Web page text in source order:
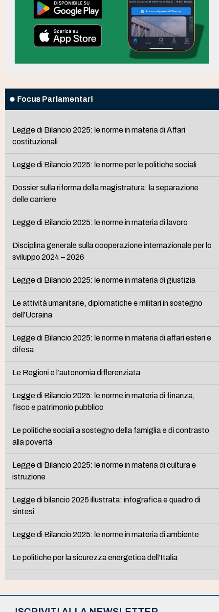
Focus Parlamentari
Legge di Bilancio 2025: le norme in materia di Affari
costituzionali
Legge di Bilancio 2025: le norme per le politiche sociali
Dossier sulla riforma della magistratura: la separazione
delle carriere
Legge di Bilancio 2025: le norme in materia di lavoro
Disciplina generale sulla cooperazione internazionale per lo
sviluppo 2024 – 2026
Legge di Bilancio 2025: le norme in materia di giustizia
Le attività umanitarie, diplomatiche e militari in sostegno
dell’Ucraina
Legge di Bilancio 2025: le norme in materia di affari esteri e
difesa
Le Regioni e l’autonomia differenziata
Legge di Bilancio 2025: le norme in materia di finanza,
fisco e patrimonio pubblico
Le politiche sociali a sostegno della famiglia e di contrasto
alla povertà
Legge di Bilancio 2025: le norme in materia di cultura e
istruzione
Legge di bilancio 2025 illustrata: infografica e quadro di
sintesi
Legge di Bilancio 2025: le norme in materia di ambiente
Le politiche per la sicurezza energetica dell’Italia